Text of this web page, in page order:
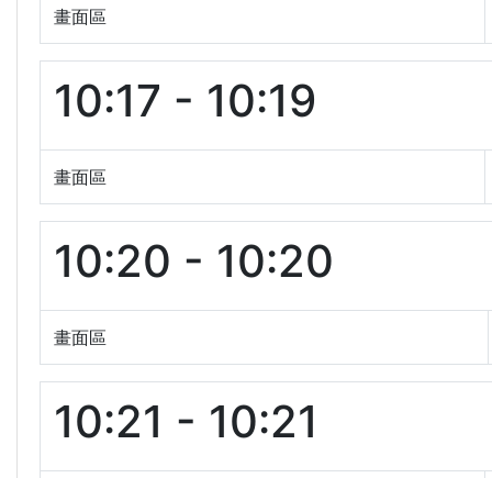
畫面區
10:17 - 10:19
畫面區
10:20 - 10:20
畫面區
10:21 - 10:21